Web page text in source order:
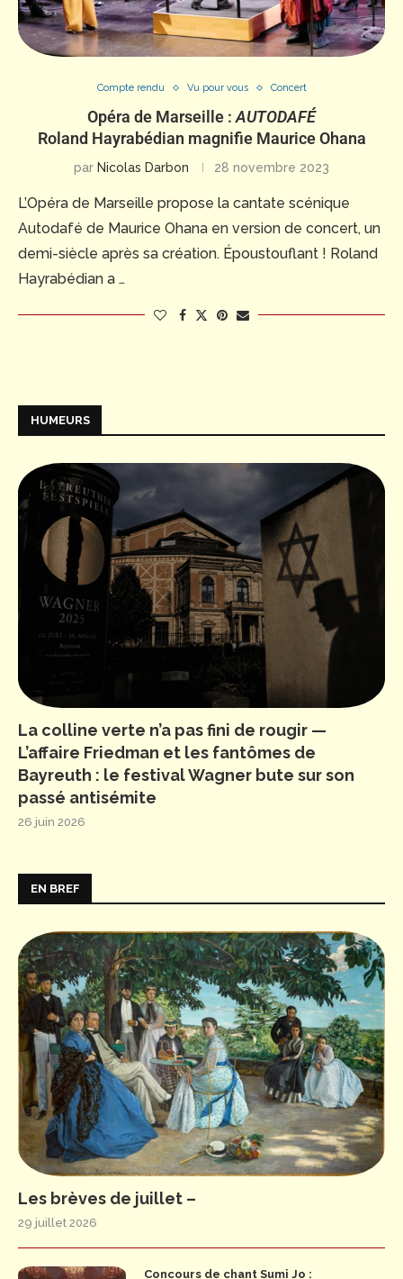
Compte rendu Vu pour vous Concert
Opéra de Marseille :AUTODAFÉ
Roland Hayrabédian magnifie Maurice Ohana
par Nicolas Darbon 28 novembre 2023
L’Opéra de Marseille propose la cantate scénique
Autodafé de Maurice Ohana en version de concert, un
demi-siècle après sa création. Époustouflant ! Roland
Hayrabédian a …
HUMEURS
La colline verte n’a pas fini de rougir —
L’affaire Friedman et les fantômes de
Bayreuth : le festival Wagner bute sur son
passé antisémite
26 juin 2026
EN BREF
Les brèves de juillet –
29 juillet 2026
Concours de chant Sumi Jo :